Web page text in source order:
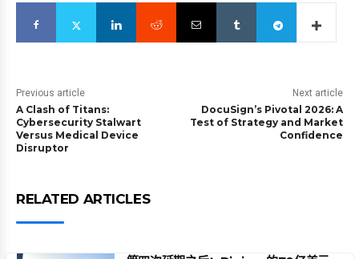
Previous article
A Clash of Titans:
Cybersecurity Stalwart
Versus Medical Device
Disruptor
Next article
DocuSign’s Pivotal 2026: A
Test of Strategy and Market
Confidence
RELATED ARTICLES